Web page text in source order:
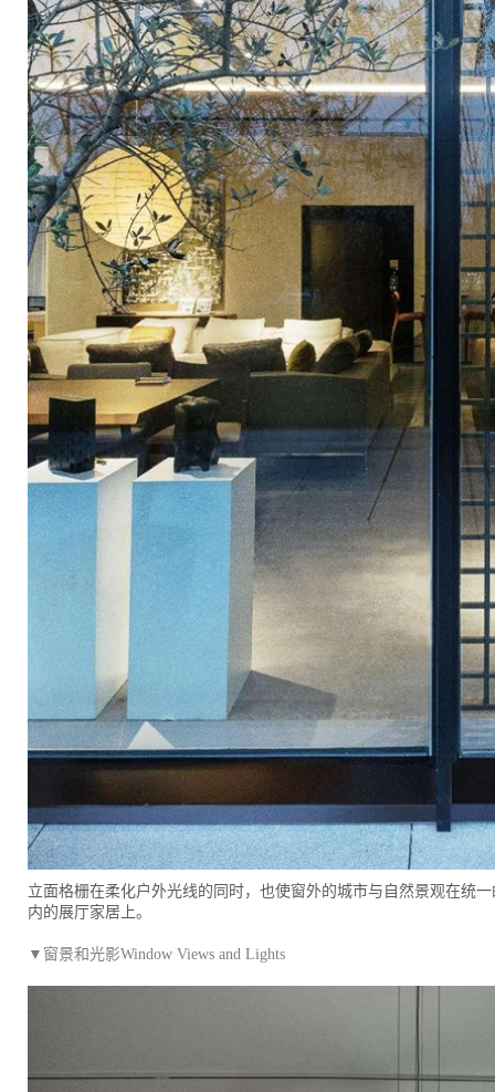
立面格栅在柔化户外光线的同时，也使窗外的城市与自然景观在统
内的展厅家居上。
▼窗景和光影Window Views and Lights